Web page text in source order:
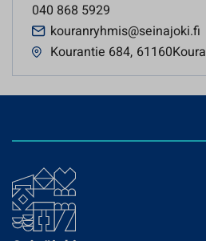
040 868 5929
kouranryhmis@seinajoki.fi
Kourantie 684, 61160Koura